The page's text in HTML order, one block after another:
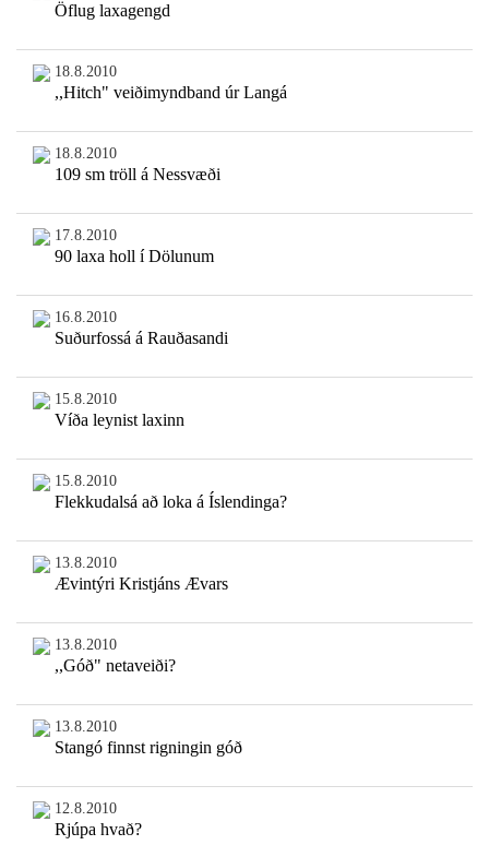
Öflug laxagengd
18.8.2010
,,Hitch" veiðimyndband úr Langá
18.8.2010
109 sm tröll á Nessvæði
17.8.2010
90 laxa holl í Dölunum
16.8.2010
Suðurfossá á Rauðasandi
15.8.2010
Víða leynist laxinn
15.8.2010
Flekkudalsá að loka á Íslendinga?
13.8.2010
Ævintýri Kristjáns Ævars
13.8.2010
,,Góð" netaveiði?
13.8.2010
Stangó finnst rigningin góð
12.8.2010
Rjúpa hvað?